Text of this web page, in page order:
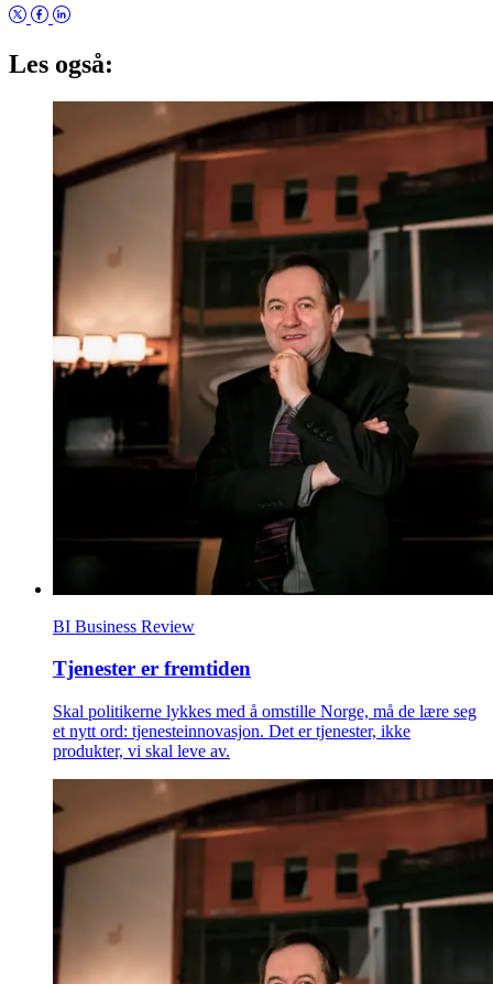
Les også:
BI Business Review
Tjenester er fremtiden
Skal politikerne lykkes med å omstille Norge, må de lære seg
et nytt ord: tjenesteinnovasjon. Det er tjenester, ikke
produkter, vi skal leve av.